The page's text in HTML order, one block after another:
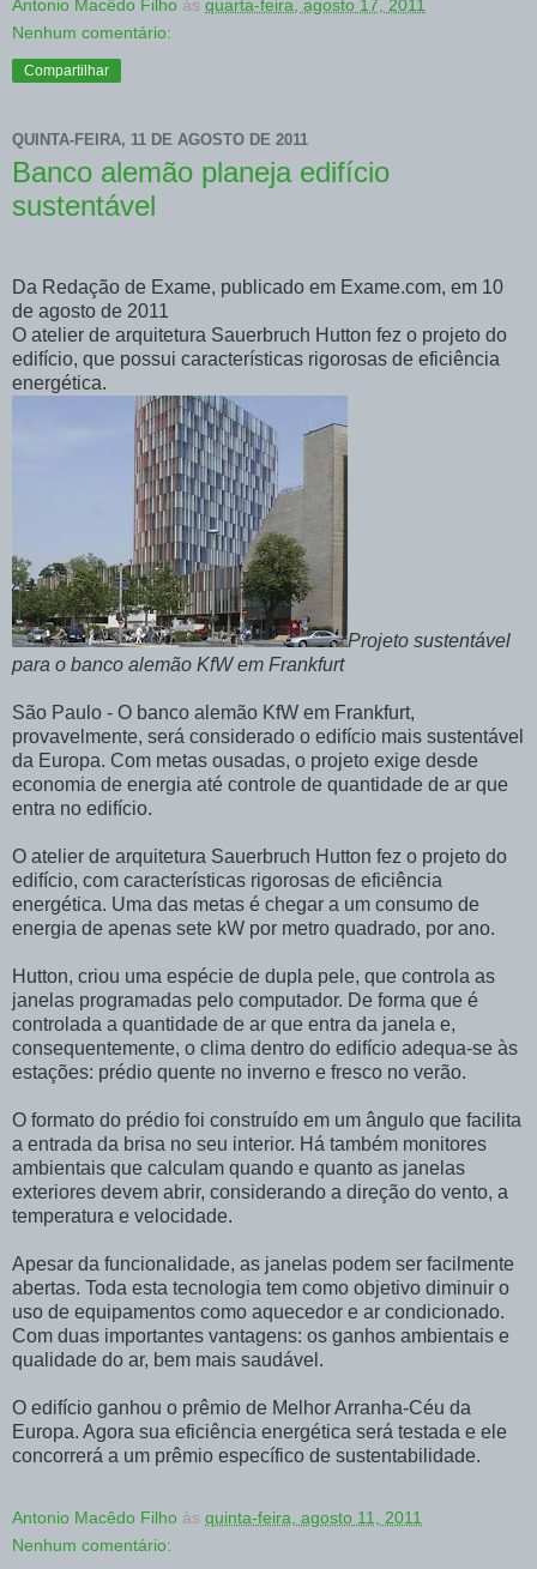
Antonio Macêdo Filho às quarta-feira, agosto 17, 2011
Nenhum comentário:
Compartilhar
QUINTA-FEIRA, 11 DE AGOSTO DE 2011
Banco alemão planeja edifício
sustentável
Da Redação de Exame, publicado em Exame.com, em 10
de agosto de 2011
O atelier de arquitetura Sauerbruch Hutton fez o projeto do
edifício, que possui características rigorosas de eficiência
energética.
Projeto sustentável
para o banco alemão KfW em Frankfurt
São Paulo - O banco alemão KfW em Frankfurt,
provavelmente, será considerado o edifício mais sustentável
da Europa. Com metas ousadas, o projeto exige desde
economia de energia até controle de quantidade de ar que
entra no edifício.
O atelier de arquitetura Sauerbruch Hutton fez o projeto do
edifício, com características rigorosas de eficiência
energética. Uma das metas é chegar a um consumo de
energia de apenas sete kW por metro quadrado, por ano.
Hutton, criou uma espécie de dupla pele, que controla as
janelas programadas pelo computador. De forma que é
controlada a quantidade de ar que entra da janela e,
consequentemente, o clima dentro do edifício adequa-se às
estações: prédio quente no inverno e fresco no verão.
O formato do prédio foi construído em um ângulo que facilita
a entrada da brisa no seu interior. Há também monitores
ambientais que calculam quando e quanto as janelas
exteriores devem abrir, considerando a direção do vento, a
temperatura e velocidade.
Apesar da funcionalidade, as janelas podem ser facilmente
abertas. Toda esta tecnologia tem como objetivo diminuir o
uso de equipamentos como aquecedor e ar condicionado.
Com duas importantes vantagens: os ganhos ambientais e
qualidade do ar, bem mais saudável.
O edifício ganhou o prêmio de Melhor Arranha-Céu da
Europa. Agora sua eficiência energética será testada e ele
concorrerá a um prêmio específico de sustentabilidade.
Antonio Macêdo Filho às quinta-feira, agosto 11, 2011
Nenhum comentário: